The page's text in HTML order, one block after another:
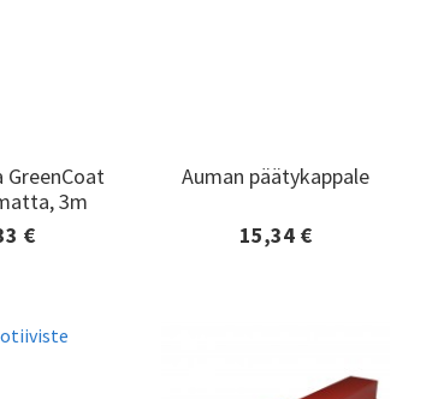
GreenCoat
3m
€
GreenCoat
3m
ja
Auman päätykappale
15,34 €
Auman päätykappale
Lisätiedot ja